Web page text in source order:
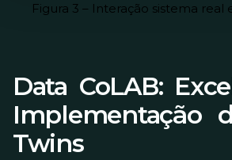
Figura 3 – Interação sistema real
Data CoLAB:
Implementação
Twins